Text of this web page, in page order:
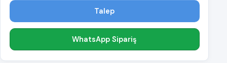
Talep
WhatsApp Sipariş